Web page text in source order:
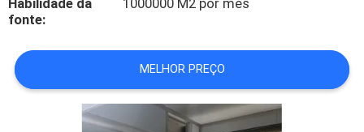
NOTÍCIA
PEÇA
UMAS
CITAÇÕES
Habilidade da
fonte:
1000000 M2 por mês
MELHOR PREÇO